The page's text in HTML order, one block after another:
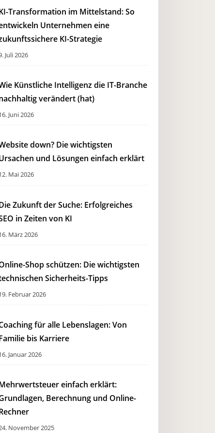
Transformation im Mittelstand: So
Unternehmen eine
KI-Strategie
Juli 2026
Künstliche Intelligenz die IT-Branche
verändert (hat)
Juni 2026
down? Die wichtigsten
und Lösungen einfach erklärt
Mai 2026
Zukunft der Suche: Erfolgreiches
in Zeiten von KI
März 2026
Shop schützen: Die wichtigsten
Sicherheits-Tipps
Februar 2026
für alle Lebenslagen: Von
bis Karriere
Januar 2026
einfach erklärt:
Berechnung und Online-
November 2025